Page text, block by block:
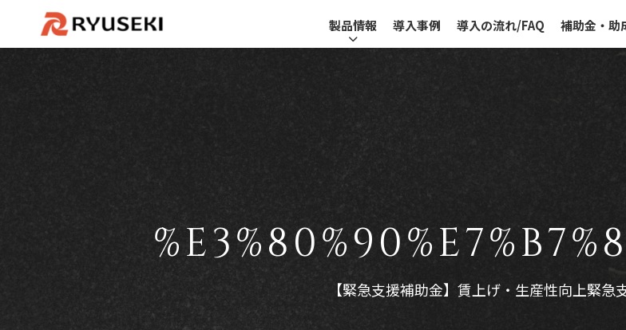
製品情報 導入事例 導入の流れ/FAQ 補助金・助
【緊急支援補助金】賃上げ・生産性向上緊急